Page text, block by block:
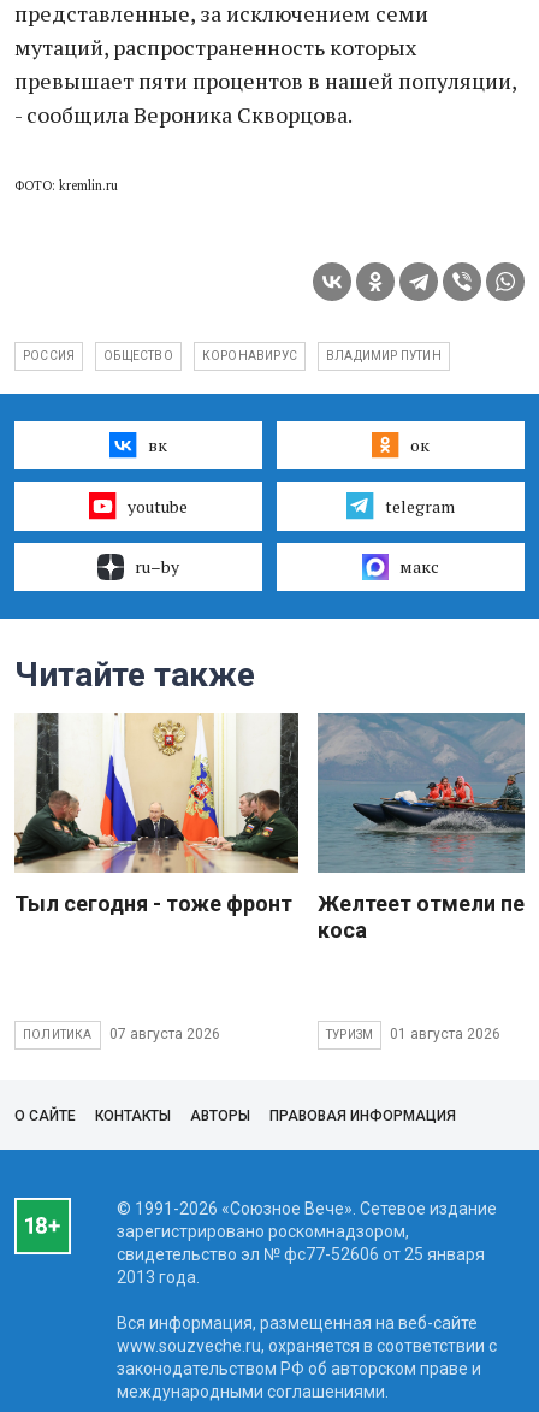
представленные, за исключением семи
мутаций, распространенность которых
превышает пяти процентов в нашей популяции,
- сообщила Вероника Скворцова.
ФОТО: kremlin.ru
РОССИЯ ОБЩЕСТВО КОРОНАВИРУС ВЛАДИМИР ПУТИН
вк ок
youtube telegram
ru–by макс
Читайте также
Тыл сегодня - тоже фронт
ПОЛИТИКА 07 августа 2026
Желтеет отмели
коса
ТУРИЗМ 01 августа 2026
О САЙТЕ КОНТАКТЫ АВТОРЫ ПРАВОВАЯ ИНФОРМАЦИЯ
© 1991-2026 «Союзное Вече». Сетевое издание
зарегистрировано роскомнадзором,
свидетельство эл № фc77-52606 от 25 января
2013 года.
Вся информация, размещенная на веб-сайте
www.souzveche.ru, охраняется в соответствии с
законодательством РФ об авторском праве и
международными соглашениями.